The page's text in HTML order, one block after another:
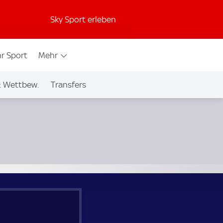
Sky Sport erleben
Sport Mehr
Wettbew. Transfers